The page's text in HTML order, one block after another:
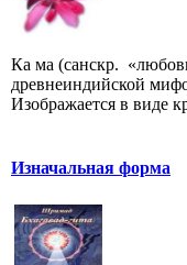
Ка ма (санскр.
древнеиндийской
Изображается в виде
Изначальная форма